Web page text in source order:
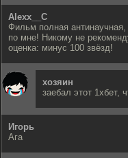
Alexx__C
Фильм полная антинаучная,
по мне! Никому не
оценка: минус 100 звёзд!
хозяин
заебал этот 1хбет,
Игорь
Ага